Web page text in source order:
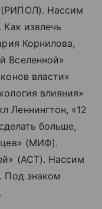
(РИПОЛ). Нассим
Как извлечь
Корнилова,
Вселенной»
власти»
влияния»
Леннингтон, «12
больше,
(МИФ).
(АСТ). Нассим
Под знаком